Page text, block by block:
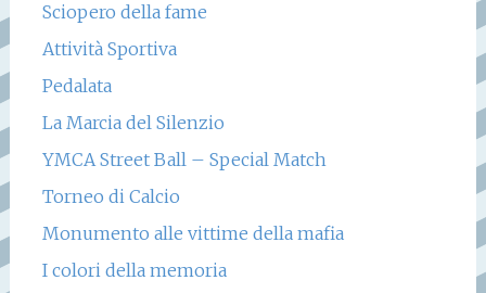
Sciopero della fame
Attività Sportiva
Pedalata
La Marcia del Silenzio
YMCA Street Ball – Special Match
Torneo di Calcio
Monumento alle vittime della mafia
I colori della memoria